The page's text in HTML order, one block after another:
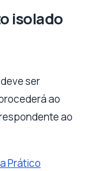
isolado
ser
ao
ao
Prático